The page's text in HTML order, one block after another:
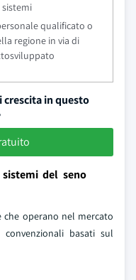
qualificato o
regione in via di
in questo
del seno
operano nel mercato
basati sul